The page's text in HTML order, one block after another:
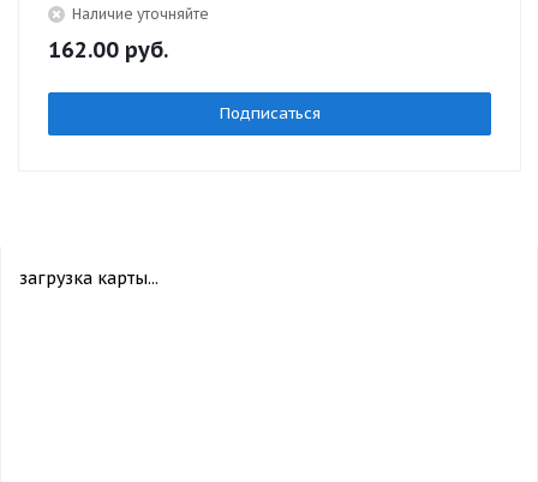
Наличие уточняйте
162.00 руб.
Подписаться
загрузка карты...